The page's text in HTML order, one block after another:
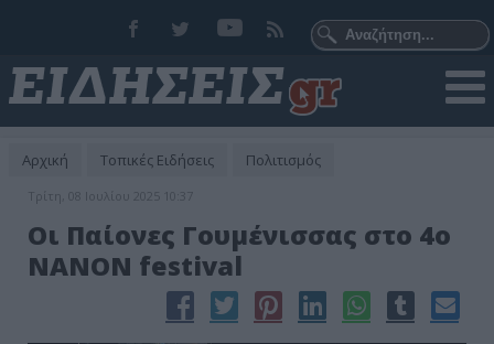
Αρχική Τοπικές Ειδήσεις Πολιτισμός
Τρίτη, 08 Ιουλίου 2025 10:37
Οι Παίονες Γουμένισσας στο 4ο
NANON festival